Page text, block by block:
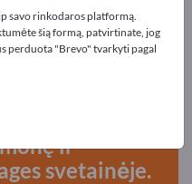
ir
svetainėje.
savo rinkodaros platformą.
šią formą, patvirtinate, jog
perduota "Brevo" tvarkyti pagal